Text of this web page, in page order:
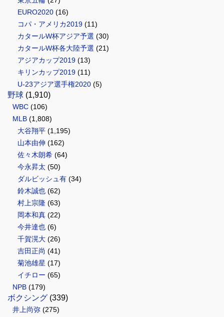
EURO2020 (16)
コパ・アメリカ2019 (11)
カタールW杯アジア予選 (30)
カタールW杯各大陸予選 (21)
アジアカップ2019 (13)
キリンカップ2019 (11)
U-23アジア選手権2020 (5)
野球 (1,910)
WBC (106)
MLB (1,808)
大谷翔平 (1,195)
山本由伸 (162)
佐々木朗希 (64)
今永昇太 (50)
ダルビッシュ有 (34)
鈴木誠也 (62)
村上宗隆 (63)
岡本和真 (22)
今井達也 (6)
千賀滉大 (26)
吉田正尚 (41)
菊池雄星 (17)
イチロー (65)
NPB (179)
ボクシング (339)
井上尚弥 (275)